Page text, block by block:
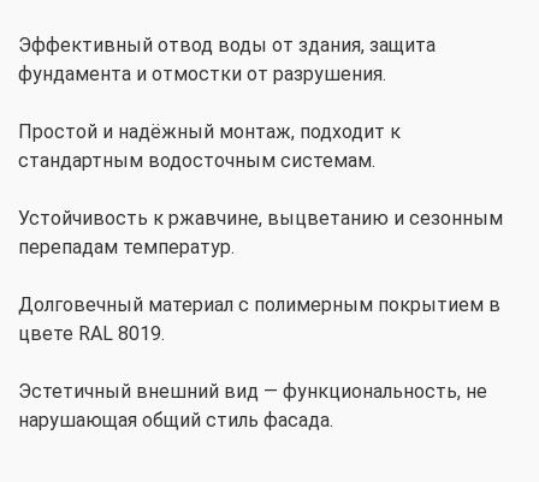
Эффективный отвод воды от здания, защита
фундамента и отмостки от разрушения.
Простой и надёжный монтаж, подходит к
стандартным водосточным системам.
Устойчивость к ржавчине, выцветанию и сезонным
перепадам температур.
Долговечный материал с полимерным покрытием в
цвете RAL 8019.
Эстетичный внешний вид — функциональность, не
нарушающая общий стиль фасада.